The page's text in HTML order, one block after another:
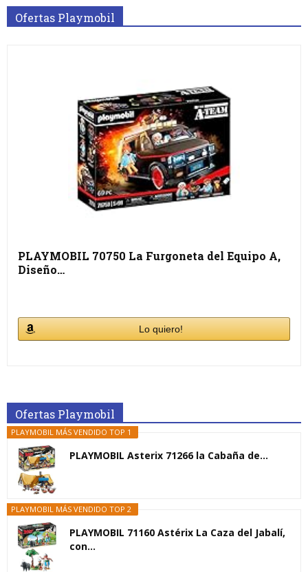
Ofertas Playmobil
PLAYMOBIL 70750 La Furgoneta del Equipo A,
Diseño…
Lo quiero!
Ofertas Playmobil
PLAYMOBIL MÁS VENDIDO TOP 1
PLAYMOBIL Asterix 71266 la Cabaña de...
PLAYMOBIL MÁS VENDIDO TOP 2
PLAYMOBIL 71160 Astérix La Caza del Jabalí,
con...